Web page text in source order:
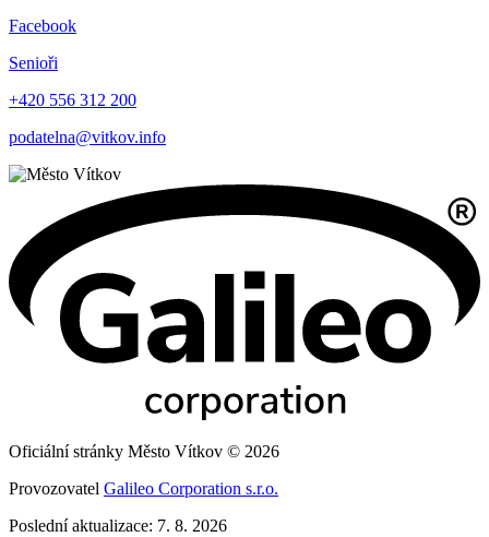
Facebook
Senioři
+420 556 312 200
podatelna@vitkov.info
Oficiální stránky Město Vítkov © 2026
Provozovatel Galileo Corporation s.r.o.
Poslední aktualizace: 7. 8. 2026